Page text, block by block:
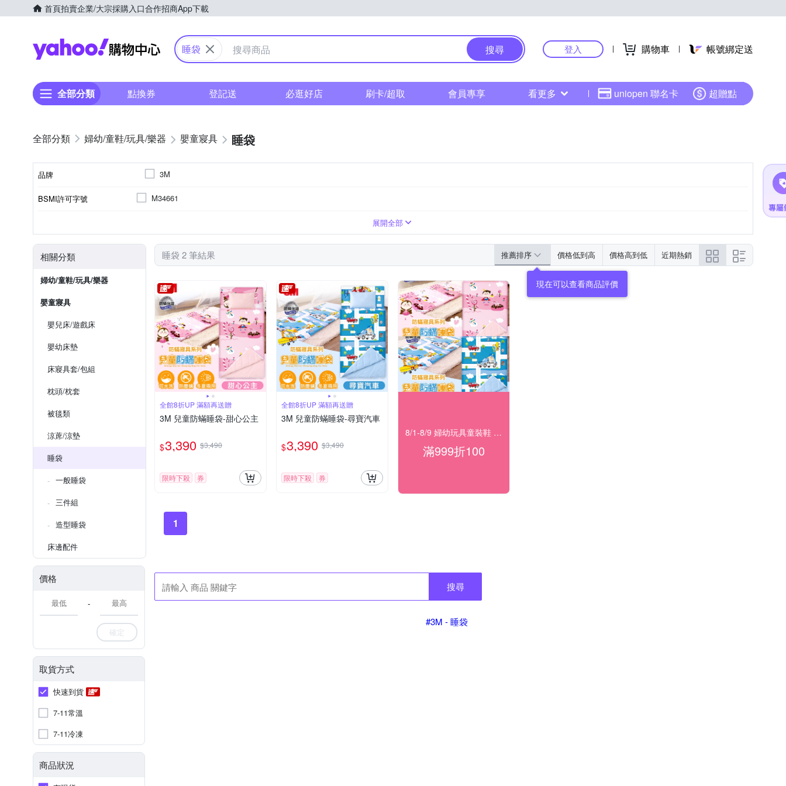
首頁拍賣企業/大宗採購入口合作招商App下載
Yahoo購物中心
睡袋 搜尋 登入 購物車 帳號綁定送
全部分類 點換券 登記送 必逛好店 刷卡/超取 會員專享 看更多 uniopen 聯名卡 超贈點
婦幼/童鞋/玩具/樂器 嬰童寢具 睡袋
品牌
品牌名稱
3M
BSMI許可字號 M34661
展開全部
相關分類
婦幼/童鞋/玩具/樂器
嬰童寢具
嬰兒床/遊戲床
嬰幼床墊
床寢具套/包組
枕頭/枕套
被毯類
涼蓆/涼墊
睡袋
一般睡袋
三件組
造型睡袋
床邊配件
價格
-
確定
取貨方式
快速到貨
7-11常溫
7-11冷凍
商品狀況
睡袋 2 筆結果 推薦排序 價格低到高 價格高到低 近期熱銷
現在可以查看商品評價
全館8折UP 滿額再送贈
3M 兒童防蟎睡袋-甜心公主
$3,390 $3,490
限時下殺 券
全館8折UP 滿額再送贈
3M 兒童防蟎睡袋-尋寶汽車
$3,390 $3,490
限時下殺 券
8/1-8/9 婦幼玩具童裝鞋 指定品滿999折100
滿999折100
1
搜尋
#3M - 睡袋